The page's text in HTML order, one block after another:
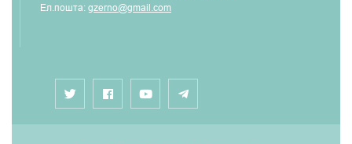
Ел.пошта: gzerno@gmail.com